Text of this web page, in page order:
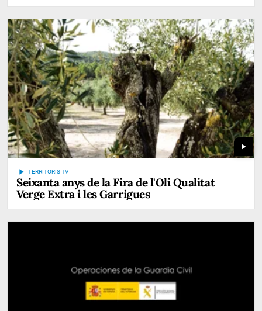
play_arrow
play_arrow TERRITORIS TV
Seixanta anys de la Fira de l'Oli Qualitat
Verge Extra i les Garrigues